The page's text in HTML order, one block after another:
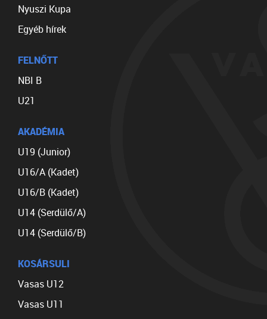
Nyuszi Kupa
Egyéb hírek
FELNŐTT
NBI B
U21
AKADÉMIA
U19 (Junior)
U16/A (Kadet)
U16/B (Kadet)
U14 (Serdülő/A)
U14 (Serdülő/B)
KOSÁRSULI
Vasas U12
Vasas U11